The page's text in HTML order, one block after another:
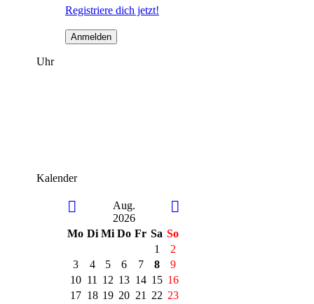
Registriere dich jetzt!
Uhr
Kalender
Aug.
2026
Mo Di Mi Do Fr Sa So
1
2
3
4 5 6 7 8
9
10 11 12 13 14 15 16
17 18 19 20 21 22 23